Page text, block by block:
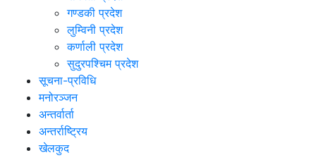
गण्डकी प्रदेश
लुम्विनी प्रदेश
कर्णाली प्रदेश
सुदुरपश्चिम प्रदेश
सूचना-प्रविधि
मनोरञ्जन
अन्तर्वार्ता
अन्तर्राष्ट्रिय
खेलकुद